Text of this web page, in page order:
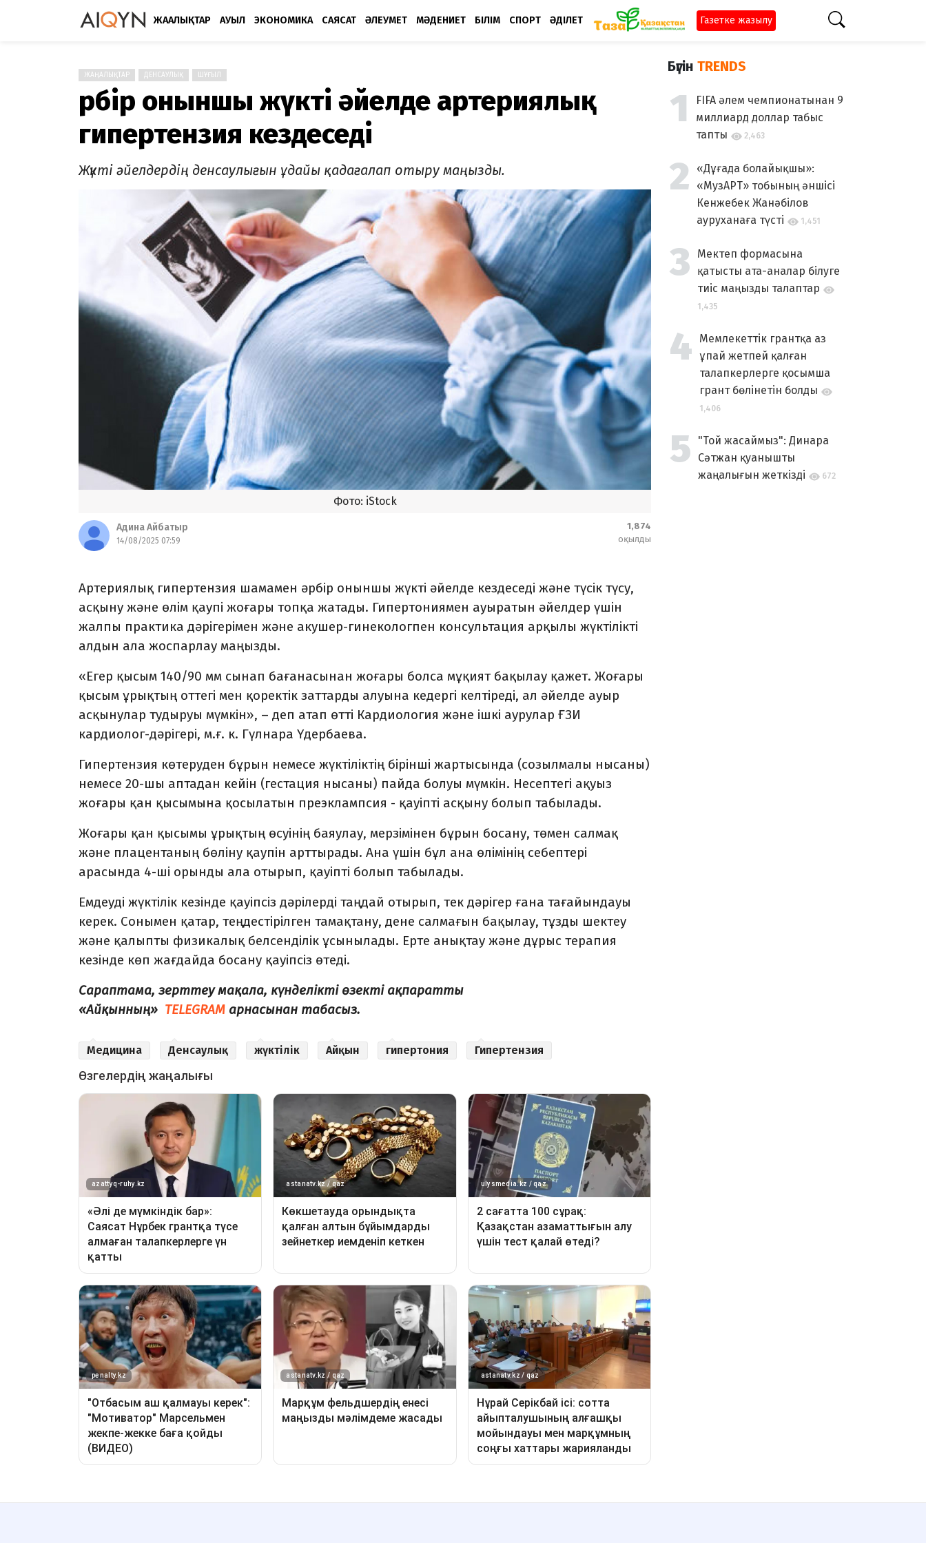
ЖАҢАЛЫҚТАР АУЫЛ ЭКОНОМИКА САЯСАТ ӘЛЕУМЕТ МӘДЕНИЕТ БІЛІМ СПОРТ ӘДІЛЕТ Газетке жазылу
ЖАҢАЛЫҚТАР ДЕНСАУЛЫҚ ШҰҒЫЛ
Әрбір оныншы жүкті әйелде артериялық
гипертензия кездеседі
Жүкті әйелдердің денсаулығын ұдайы қадағалап отыру маңызды.
Фото: iStock
Адина Айбатыр
14/08/2025 07:59
1,874
оқылды
Артериялық гипертензия шамамен әрбір оныншы жүкті әйелде кездеседі және түсік түсу,
асқыну және өлім қаупі жоғары топқа жатады. Гипертониямен ауыратын әйелдер үшін
жалпы практика дәрігерімен және акушер-гинекологпен консультация арқылы жүктілікті
алдын ала жоспарлау маңызды.
«Егер қысым 140/90 мм сынап бағанасынан жоғары болса мұқият бақылау қажет. Жоғары
қысым ұрықтың оттегі мен қоректік заттарды алуына кедергі келтіреді, ал әйелде ауыр
асқынулар тудыруы мүмкін», – деп атап өтті Кардиология және ішкі аурулар ҒЗИ
кардиолог-дәрігері, м.ғ. к. Гүлнара Үдербаева.
Гипертензия көтеруден бұрын немесе жүктіліктің бірінші жартысында (созылмалы нысаны)
немесе 20-шы аптадан кейін (гестация нысаны) пайда болуы мүмкін. Несептегі ақуыз
жоғары қан қысымына қосылатын преэклампсия - қауіпті асқыну болып табылады.
Жоғары қан қысымы ұрықтың өсуінің баяулау, мерзімінен бұрын босану, төмен салмақ
және плацентаның бөліну қаупін арттырады. Ана үшін бұл ана өлімінің себептері
арасында 4-ші орынды ала отырып, қауіпті болып табылады.
Емдеуді жүктілік кезінде қауіпсіз дәрілерді таңдай отырып, тек дәрігер ғана тағайындауы
керек. Сонымен қатар, теңдестірілген тамақтану, дене салмағын бақылау, тұзды шектеу
және қалыпты физикалық белсенділік ұсынылады. Ерте анықтау және дұрыс терапия
кезінде көп жағдайда босану қауіпсіз өтеді.
Сараптама, зерттеу мақала, күнделікті өзекті ақпаратты
«Айқынның» TELEGRAM арнасынан табасыз.
Медицина Денсаулық жүктілік Айқын гипертония Гипертензия
Бүгін TRENDS
FIFA әлем чемпионатынан 9
миллиард доллар табыс
тапты
2,463
«Дұғада болайықшы»:
«МузАРТ» тобының әншісі
Кенжебек Жанәбілов
ауруханаға түсті
1,451
Мектеп формасына
қатысты ата-аналар білуге
тиіс маңызды талаптар
1,435
Мемлекеттік грантқа аз
ұпай жетпей қалған
талапкерлерге қосымша
грант бөлінетін болды
1,406
"Той жасаймыз": Динара
Сәтжан қуанышты
жаңалығын жеткізді
672